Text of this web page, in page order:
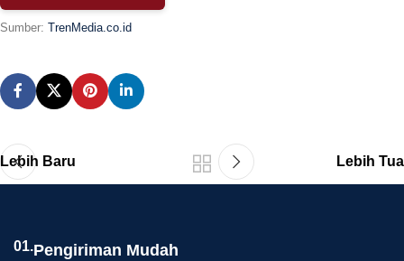
Sumber: TrenMedia.co.id
Lebih Baru Lebih Tua
01.Pengiriman Mudah